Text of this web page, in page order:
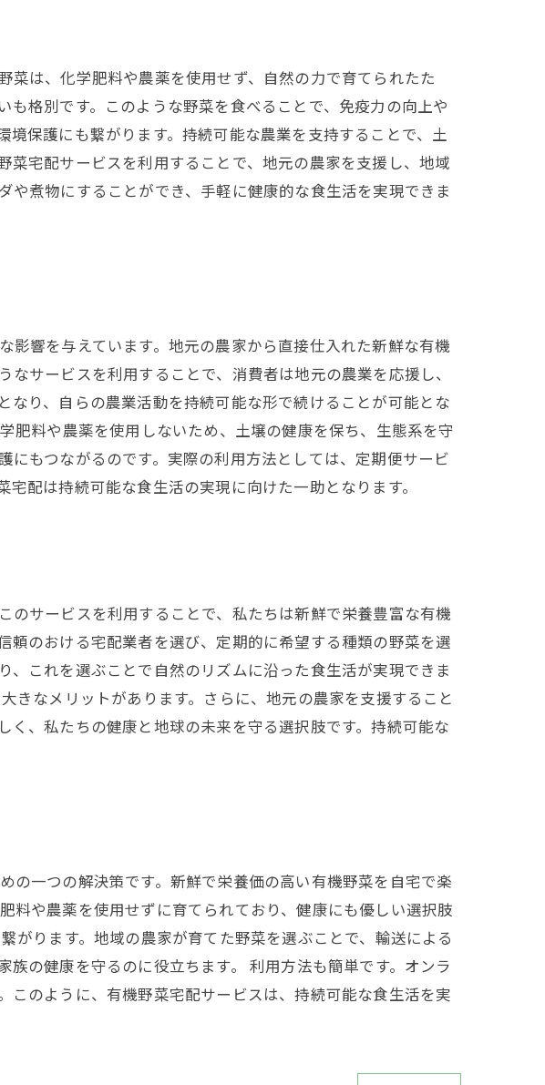
は、化学肥料や農薬を使用せず、自然の力で育てられたた
格別です。このような野菜を食べることで、免疫力の向上や
保護にも繋がります。持続可能な農業を支持することで、土
宅配サービスを利用することで、地元の農家を支援し、地域
煮物にすることができ、手軽に健康的な食生活を実現できま
響を与えています。地元の農家から直接仕入れた新鮮な有機
サービスを利用することで、消費者は地元の農業を応援し、
り、自らの農業活動を持続可能な形で続けることが可能とな
肥料や農薬を使用しないため、土壌の健康を保ち、生態系を守
もつながるのです。実際の利用方法としては、定期便サービ
配は持続可能な食生活の実現に向けた一助となります。
サービスを利用することで、私たちは新鮮で栄養豊富な有機
のおける宅配業者を選び、定期的に希望する種類の野菜を選
これを選ぶことで自然のリズムに沿った食生活が実現できま
きなメリットがあります。さらに、地元の農家を支援すること
、私たちの健康と地球の未来を守る選択肢です。持続可能な
一つの解決策です。新鮮で栄養価の高い有機野菜を自宅で楽
料や農薬を使用せずに育てられており、健康にも優しい選択肢
がります。地域の農家が育てた野菜を選ぶことで、輸送による
の健康を守るのに役立ちます。 利用方法も簡単です。オンラ
のように、有機野菜宅配サービスは、持続可能な食生活を実